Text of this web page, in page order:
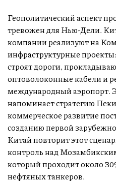
Геополитический аспект
тревожен для Нью-Дели.
компании реализуют на
инфраструктурные
строят дороги,
оптоволоконные кабели и
международный аэропорт.
напоминает стратегию
коммерческое развитие
созданию первой
Китай повторит этот
контроль над
который проходит около
нефтяных танкеров.